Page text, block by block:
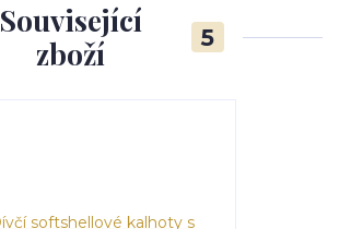
Související
zboží
5